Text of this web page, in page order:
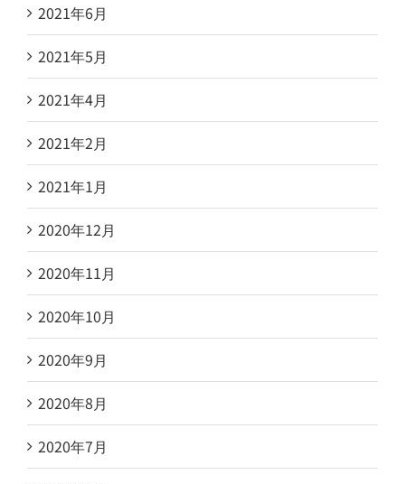
2021年6月
2021年5月
2021年4月
2021年2月
2021年1月
2020年12月
2020年11月
2020年10月
2020年9月
2020年8月
2020年7月